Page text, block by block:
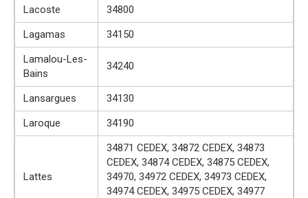
Lacoste
34800
Lagamas
34150
Lamalou-Les-
Bains
34240
Lansargues
34130
Laroque
34190
Lattes
34871 CEDEX, 34872 CEDEX, 34873
CEDEX, 34874 CEDEX, 34875 CEDEX,
34970, 34972 CEDEX, 34973 CEDEX,
34974 CEDEX, 34975 CEDEX, 34977